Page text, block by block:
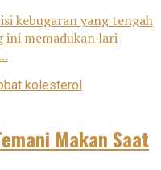
kebugaran yang tengah
ini memadukan lari
Makan Saat